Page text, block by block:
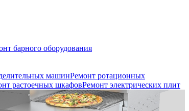
барного оборудования
машинРемонт ротационных
растоечных шкафовРемонт электрических плит